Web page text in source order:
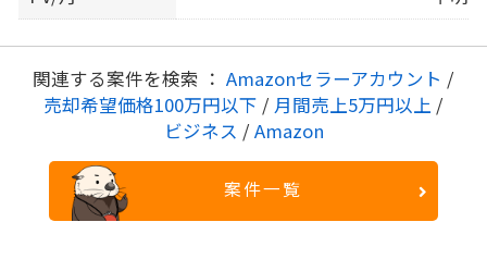
関連する案件を検索 ： Amazonセラーアカウント /
売却希望価格100万円以下 / 月間売上5万円以上 /
ビジネス / Amazon
案件一覧